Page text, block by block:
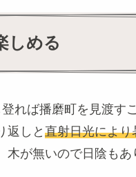
しめる
れば播磨町を見渡す
返しと 直射日光によ
が無いので日陰もあ